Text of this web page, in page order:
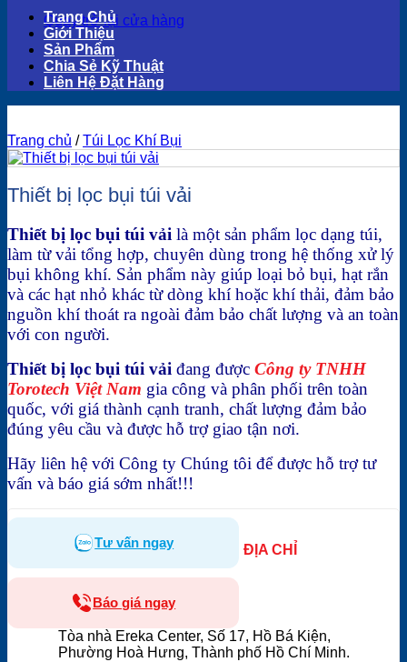
Quay trở lại cửa hàng
Trang Chủ
Giới Thiệu
Sản Phẩm
Chia Sẻ Kỹ Thuật
Liên Hệ Đặt Hàng
Trang chủ / Túi Lọc Khí Bụi
Thiết bị lọc bụi túi vải
Thiết bị lọc bụi túi vải là một sản phẩm lọc dạng túi,
làm từ vải tổng hợp, chuyên dùng trong hệ thống xử lý
bụi không khí. Sản phẩm này giúp loại bỏ bụi, hạt rắn
và các hạt nhỏ khác từ dòng khí hoặc khí thải, đảm bảo
nguồn khí thoát ra ngoài đảm bảo chất lượng và an toàn
với con người.
Thiết bị lọc bụi túi vải đang được Công ty TNHH
Torotech Việt Nam gia công và phân phối trên toàn
quốc, với giá thành cạnh tranh, chất lượng đảm bảo
đúng yêu cầu và được hỗ trợ giao tận nơi.
Hãy liên hệ với Công ty Chúng tôi để được hỗ trợ tư
vấn và báo giá sớm nhất!!!
Tư vấn ngay
Báo giá ngay
ĐỊA CHỈ
Tòa nhà Ereka Center, Số 17, Hồ Bá Kiện,
Phường Hoà Hưng, Thành phố Hồ Chí Minh.